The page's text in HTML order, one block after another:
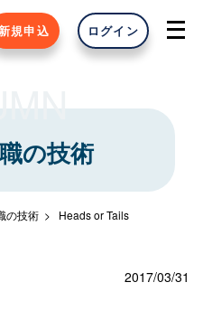
規申込 ログイン
の技術
の技術 Heads or Tails
2017/03/31